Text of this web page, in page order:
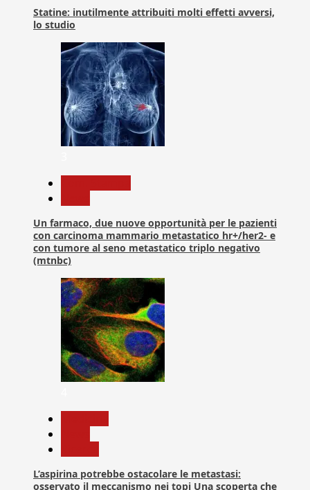
Statine: inutilmente attribuiti molti effetti avversi,
lo studio
Un farmaco, due nuove opportunità per le pazienti
con carcinoma mammario metastatico hr+/her2- e
con tumore al seno metastatico triplo negativo
(mtnbc)
L’aspirina potrebbe ostacolare le metastasi:
osservato il meccanismo nei topi Una scoperta che